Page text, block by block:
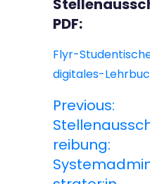
PDF:
Flyr-
digitales-
B
e
i
Previous:
reibung: